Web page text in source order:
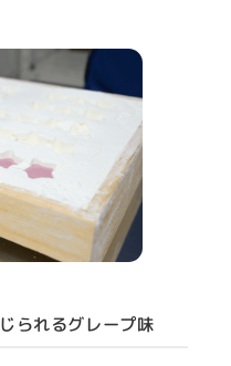
られるグレープ味